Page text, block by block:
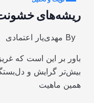
ریشه‌های
By مهدی‌یار اعتمادی
باور بر این است که
بیش‌تر گرایش و
همین ماهیت